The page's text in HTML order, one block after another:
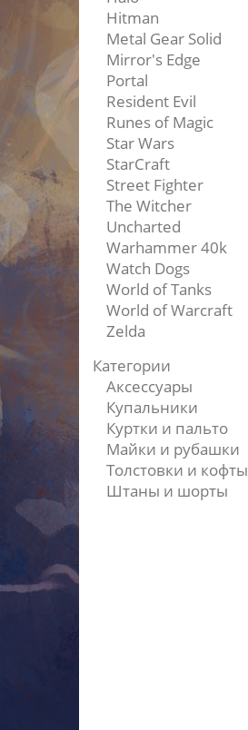
Hitman
Metal Gear Solid
Mirror's Edge
Portal
Resident Evil
Runes of Magic
Star Wars
StarCraft
Street Fighter
The Witcher
Uncharted
Warhammer 40k
Watch Dogs
World of Tanks
World of Warcraft
Zelda
Категории
Аксессуары
Купальники
Куртки и пальто
Майки и рубашки
Толстовки и кофты
Штаны и шорты